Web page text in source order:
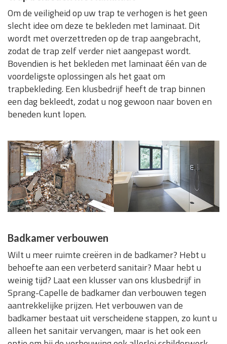
Om de veiligheid op uw trap te verhogen is het geen
slecht idee om deze te bekleden met laminaat. Dit
wordt met overzettreden op de trap aangebracht,
zodat de trap zelf verder niet aangepast wordt.
Bovendien is het bekleden met laminaat één van de
voordeligste oplossingen als het gaat om
trapbekleding. Een klusbedrijf heeft de trap binnen
een dag bekleedt, zodat u nog gewoon naar boven en
beneden kunt lopen.
Badkamer verbouwen
Wilt u meer ruimte creëren in de badkamer? Hebt u
behoefte aan een verbeterd sanitair? Maar hebt u
weinig tijd? Laat een klusser van ons klusbedrijf in
Sprang-Capelle de badkamer dan verbouwen tegen
aantrekkelijke prijzen. Het verbouwen van de
badkamer bestaat uit verscheidene stappen, zo kunt u
alleen het sanitair vervangen, maar is het ook een